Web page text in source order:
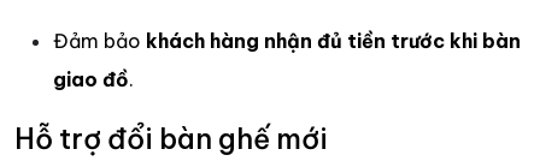
Đảm bảo khách hàng nhận đủ tiền trước khi bàn
giao đồ.
Hỗ trợ đổi bàn ghế mới